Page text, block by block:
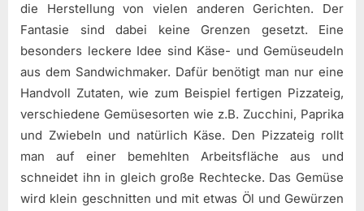
die Herstellung von vielen anderen Gerichten. Der
Fantasie sind dabei keine Grenzen gesetzt. Eine
besonders leckere Idee sind Käse- und Gemüseudeln
aus dem Sandwichmaker. Dafür benötigt man nur eine
Handvoll Zutaten, wie zum Beispiel fertigen Pizzateig,
verschiedene Gemüsesorten wie z.B. Zucchini, Paprika
und Zwiebeln und natürlich Käse. Den Pizzateig rollt
man auf einer bemehlten Arbeitsfläche aus und
schneidet ihn in gleich große Rechtecke. Das Gemüse
wird klein geschnitten und mit etwas Öl und Gewürzen